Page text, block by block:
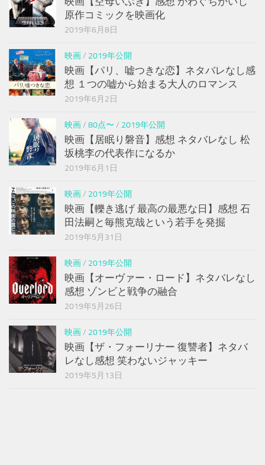
原作コミックを映画化
2019年6月8日
映画/ 2019年公開
映画【パリ、嘘つきな恋】ネタバレなし感
想 １つの嘘から始まる大人のロマンス
2019年6月2日
映画/ 80点〜 / 2019年公開
映画【居眠り磐音】感想 ネタバレなし 松
坂桃李の代表作になるか
2019年6月1日
映画/ 2019年公開
映画【轢き逃げ 最高の最悪な日】感想 石
田法嗣と毎熊克哉という若手を発掘
2019年5月31日
映画/ 2019年公開
映画【オーヴァー・ロード】ネタバレなし
感想 ゾンビと戦争の融合
2019年5月26日
映画/ 2019年公開
映画【ザ・フォーリナー 復讐者】ネタバ
レなし感想 笑わないジャッキー
2019年5月13日